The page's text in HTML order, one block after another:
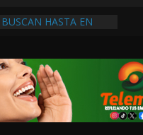
HASTA EN
FINANCIERA EN
DE ARTÍCULOS
CARRILLO